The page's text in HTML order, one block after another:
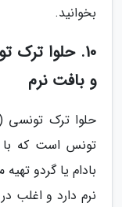
بخوانید.
10. حلوا
و بافت نرم
تونس است که با
بادام یا گردو
نرم دارد و اغلب